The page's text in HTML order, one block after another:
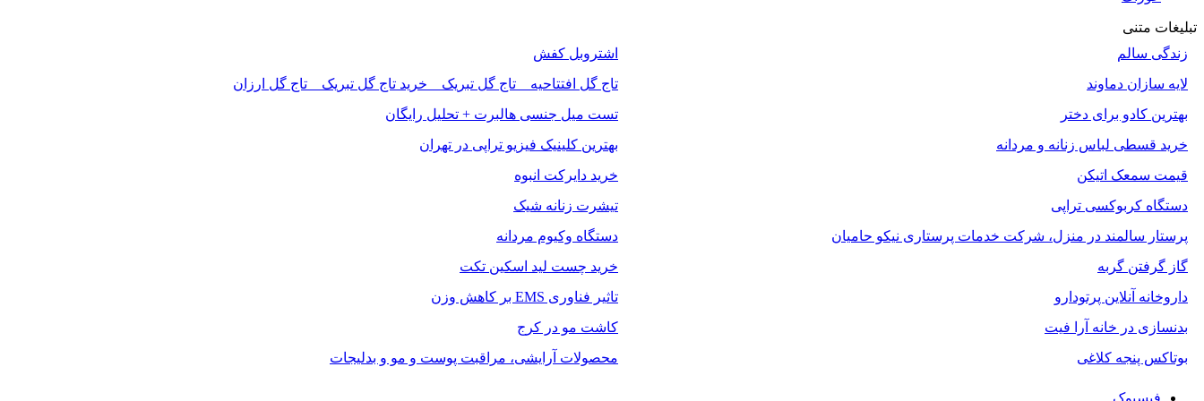
تبلیغات متنی
زندگی سالم
اشتروبل کفش
لایه سازان دماوند
تاج گل افتتاحیه _ تاج گل تبریک _ خرید تاج گل تبریک _ تاج گل ارزان
بهترین کادو برای دختر
تست میل جنسی هالبرت + تحلیل رایگان
خرید قسطی لباس زنانه و مردانه
بهترین کلینیک فیزیو تراپی در تهران
قیمت سمعک اتیکن
خرید دایرکت انبوه
دستگاه کربوکسی تراپی
تیشرت زنانه شیک
پرستار سالمند در منزل، شرکت خدمات پرستاری نیکو حامیان
دستگاه وکیوم مردانه
گاز گرفتن گربه
خرید چست لید اسکین تکت
داروخانه آنلاین پرتودارو
تاثیر فناوری EMS بر کاهش وزن
بدنسازی در خانه آرا فیت
کاشت مو در کرج
بوتاکس پنجه کلاغی
محصولات آرایشی، مراقبت پوست و مو و بدلیجات
فیسبوک